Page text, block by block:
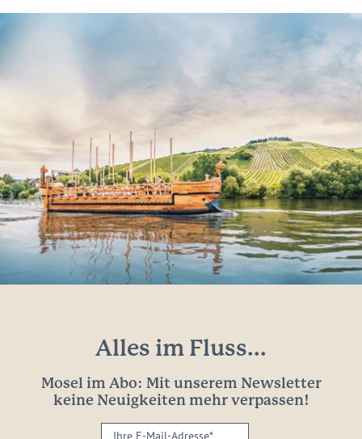
Alles im Fluss...
Mosel im Abo: Mit unserem Newsletter
keine Neuigkeiten mehr verpassen!
Ihre